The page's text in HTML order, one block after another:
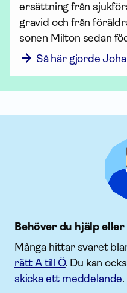
ersättning från
gravid och från
sonen Milton sedan
Så här gjorde
Behöver du hjälp
Många hittar svaret
rätt A till Ö. Du kan
skicka ett meddelande.